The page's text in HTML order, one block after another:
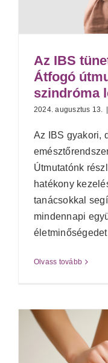
Az IBS
Átfogó
szindróma
2024. augusztus 13.
Az IBS gyakori,
Útmutatónk
hatékony
tanácsokkal
mindennapi
Olvass tovább